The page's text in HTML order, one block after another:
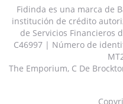
Fidinda es una marca de
institución de crédito
de Servicios Financieros
C46997 | Número de
The Emporium, C De